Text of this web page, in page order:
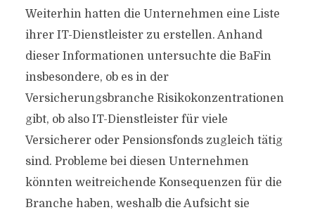
Weiterhin hatten die Unternehmen eine Liste
ihrer IT-Dienstleister zu erstellen. Anhand
dieser Informationen untersuchte die BaFin
insbesondere, ob es in der
Versicherungsbranche Risikokonzentrationen
gibt, ob also IT-Dienstleister für viele
Versicherer oder Pensionsfonds zugleich tätig
sind. Probleme bei diesen Unternehmen
könnten weitreichende Konsequenzen für die
Branche haben, weshalb die Aufsicht sie